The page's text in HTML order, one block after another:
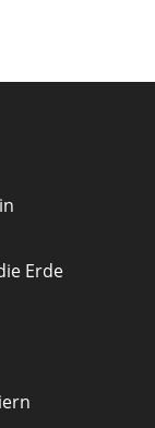
Erde